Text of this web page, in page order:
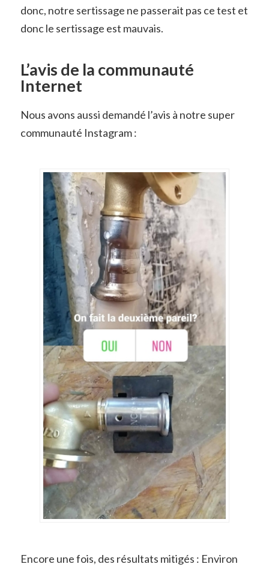
donc, notre sertissage ne passerait pas ce test et
donc le sertissage est mauvais.
L’avis de la communauté
Internet
Nous avons aussi demandé l’avis à notre super
communauté Instagram :
Encore une fois, des résultats mitigés : Environ